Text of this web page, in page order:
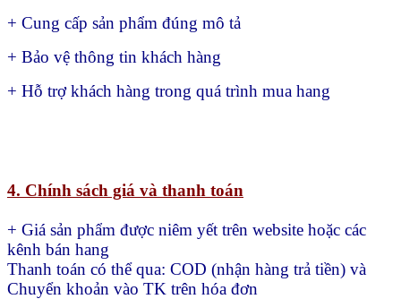
+ Cung cấp sản phẩm đúng mô tả
+ Bảo vệ thông tin khách hàng
+ Hỗ trợ khách hàng trong quá trình mua hang
4. Chính sách giá và thanh toán
+ Giá sản phẩm được niêm yết trên website hoặc các
kênh bán hang
Thanh toán có thể qua: COD (nhận hàng trả tiền) và
Chuyển khoản vào TK trên hóa đơn